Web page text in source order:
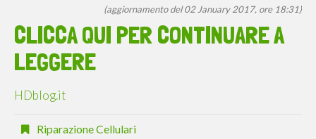
(aggiornamento del 02 January 2017, ore 18:31)
CLICCA QUI PER CONTINUARE A
LEGGERE
HDblog.it
Riparazione Cellulari